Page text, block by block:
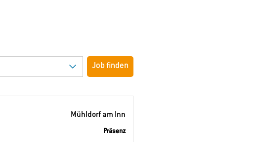
Job finden
Mühldorf am Inn
Präsenz